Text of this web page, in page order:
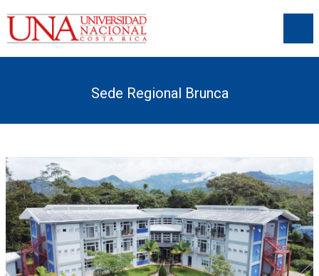
Sede Regional Brunca